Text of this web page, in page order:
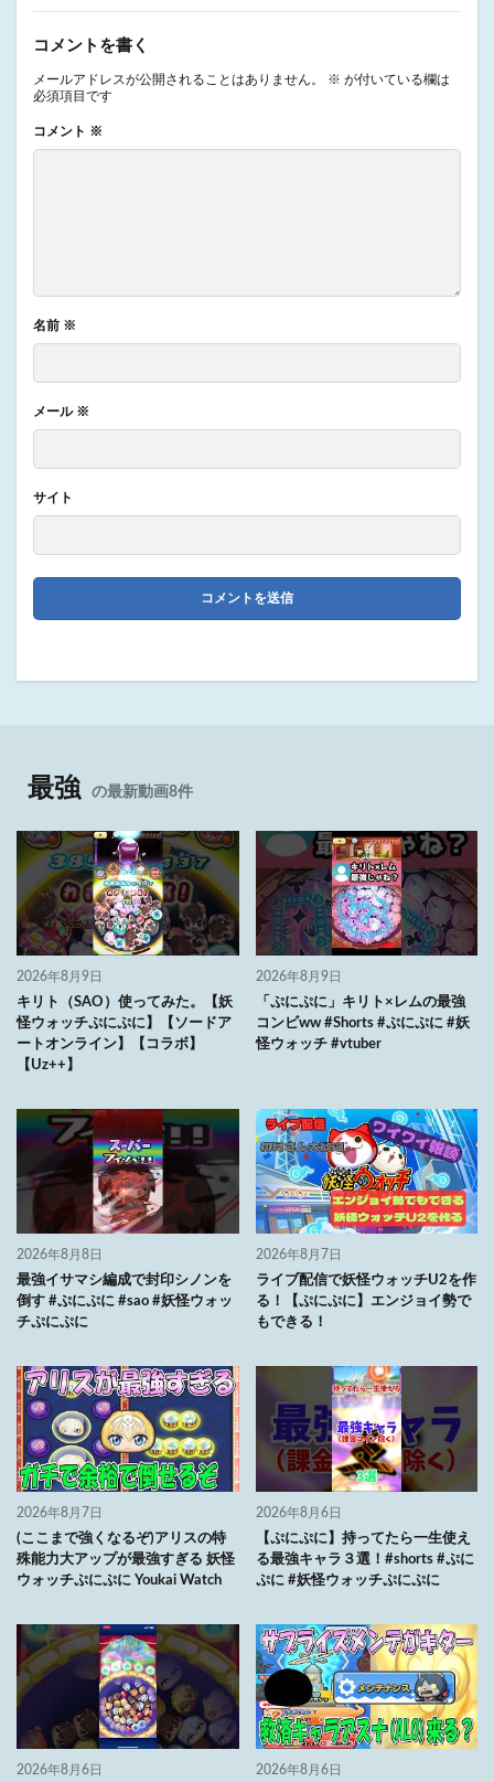
コメントを書く
メールアドレスが公開されることはありません。 ※ が付いている欄は
必須項目です
コメント ※
名前 ※
メール ※
サイト
最強 の最新動画8件
2026年8月9日
キリト（SAO）使ってみた。【妖
怪ウォッチぷにぷに】【ソードア
ートオンライン】【コラボ】
【Uz++】
2026年8月9日
「ぷにぷに」キリト×レムの最強
コンビww #Shorts #ぷにぷに #妖
怪ウォッチ #vtuber
2026年8月8日
最強イサマシ編成で封印シノンを
倒す #ぷにぷに #sao #妖怪ウォッ
チぷにぷに
2026年8月7日
ライブ配信で妖怪ウォッチU2を作
る！【ぷにぷに】エンジョイ勢で
もできる！
2026年8月7日
(ここまで強くなるぞ)アリスの特
殊能力大アップが最強すぎる 妖怪
ウォッチぷにぷに Youkai Watch
2026年8月6日
【ぷにぷに】持ってたら一生使え
る最強キャラ３選！#shorts #ぷに
ぷに #妖怪ウォッチぷにぷに
2026年8月6日 2026年8月6日